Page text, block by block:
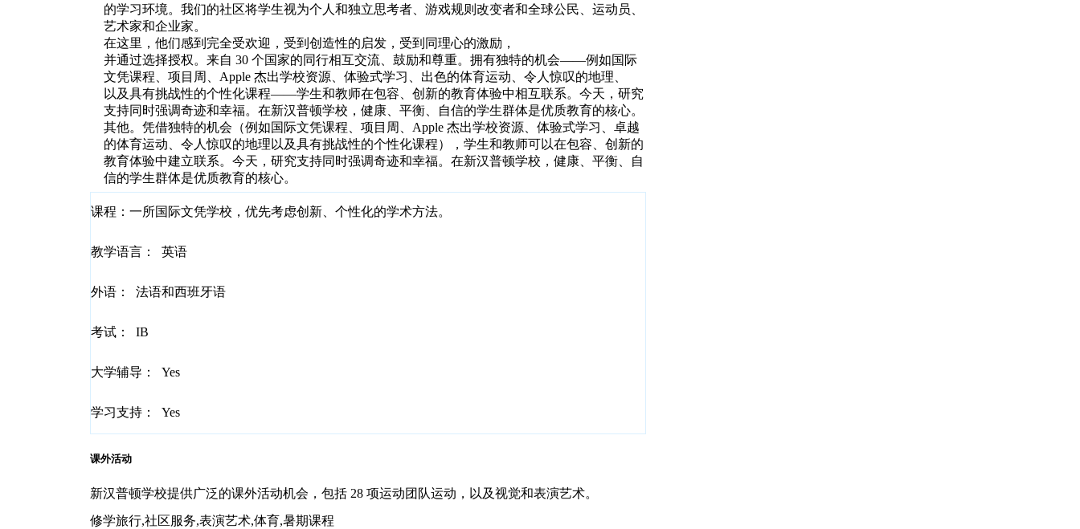
的学习环境。 我们的社区将学生视为个人和独立思考者、游戏规则改变者和全球公民、运动员、
艺术家和企业家。
在这里，他们感到完全受欢迎，受到创造性的启发，受到同理心的激励，
并通过选择授权。 来自 30 个国家的同行相互交流、鼓励和尊重。 拥有独特的机会——例如国际
文凭课程、项目周、Apple 杰出学校资源、体验式学习、出色的体育运动、令人惊叹的地理、
以及具有挑战性的个性化课程——学生和教师在包容、创新的教育体验中相互联系。 今天，研究
支持同时强调奇迹和幸福。 在新汉普顿学校，健康、平衡、自信的学生群体是优质教育的核心。
其他。 凭借独特的机会（例如国际文凭课程、项目周、Apple 杰出学校资源、体验式学习、卓越
的体育运动、令人惊叹的地理以及具有挑战性的个性化课程），学生和教师可以在包容、创新的
教育体验中建立联系。 今天，研究支持同时强调奇迹和幸福。 在新汉普顿学校，健康、平衡、自
信的学生群体是优质教育的核心。
课程： 一所国际文凭学校，优先考虑创新、个性化的学术方法。
教学语言： 英语
外语： 法语和西班牙语
考试： IB
大学辅导： Yes
学习支持： Yes
课外活动
新汉普顿学校提供广泛的课外活动机会，包括 28 项运动团队运动，以及视觉和表演艺术。
修学旅行,社区服务,表演艺术,体育,暑期课程